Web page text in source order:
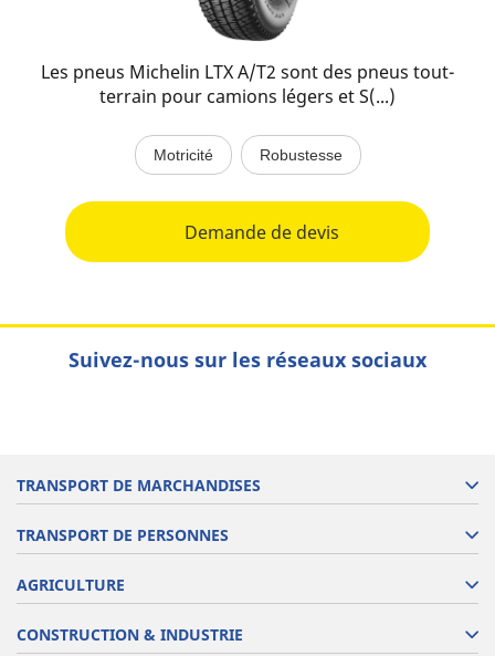
Les pneus Michelin LTX A/T2 sont des pneus tout-
terrain pour camions légers et S(...)
Motricité Robustesse
Demande de devis
Suivez-nous sur les réseaux sociaux
TRANSPORT DE MARCHANDISES
TRANSPORT DE PERSONNES
AGRICULTURE
CONSTRUCTION & INDUSTRIE